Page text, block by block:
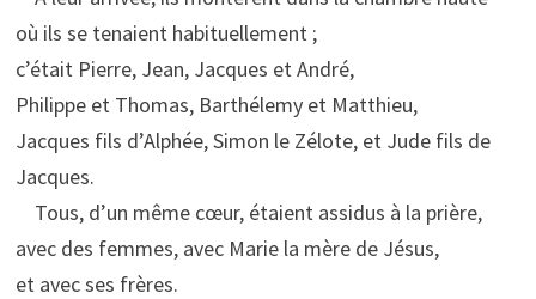
où ils se tenaient habituellement ;
c’était Pierre, Jean, Jacques et André,
Philippe et Thomas, Barthélemy et Matthieu,
Jacques fils d’Alphée, Simon le Zélote, et Jude fils de
Jacques.
Tous, d’un même cœur, étaient assidus à la prière,
avec des femmes, avec Marie la mère de Jésus,
et avec ses frères.